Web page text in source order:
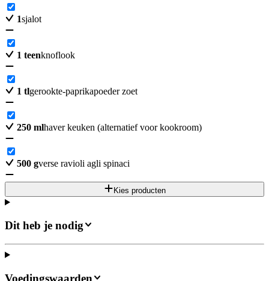
1sjalot
1 teenknoflook
1 tlgerookte-paprikapoeder zoet
250 mlhaver keuken (alternatief voor kookroom)
500 gverse ravioli agli spinaci
Kies producten
Dit heb je nodig
Voedingswaarden